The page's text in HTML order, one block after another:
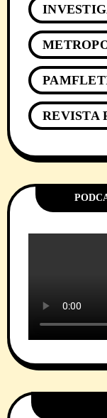
REVISTA